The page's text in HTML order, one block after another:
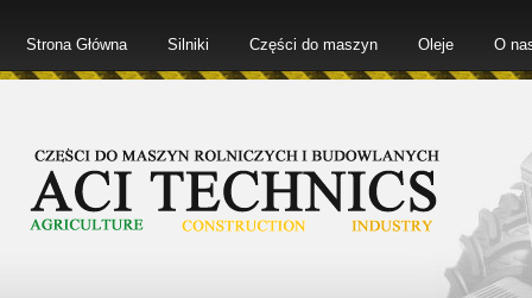
Strona Główna Silniki Części do maszyn Oleje O